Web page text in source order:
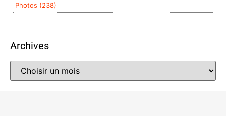
Photos (238)
Archives